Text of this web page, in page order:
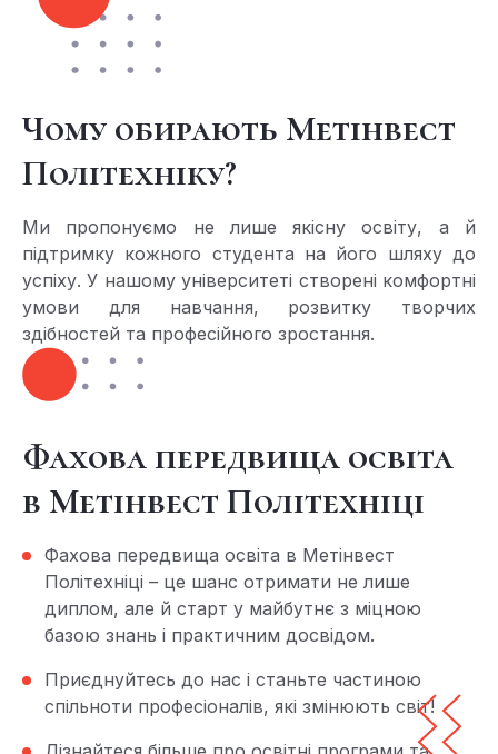
Чому обирають Метінвест
Політехніку?
Ми пропонуємо не лише якісну освіту, а й
підтримку кожного студента на його шляху до
успіху. У нашому університеті створені комфортні
умови для навчання, розвитку творчих
здібностей та професійного зростання.
Фахова передвища освіта
в Метінвест Політехніці
Фахова передвища освіта в Метінвест
Політехніці – це шанс отримати не лише
диплом, але й старт у майбутнє з міцною
базою знань і практичним досвідом.
Приєднуйтесь до нас і станьте частиною
спільноти професіоналів, які змінюють світ!